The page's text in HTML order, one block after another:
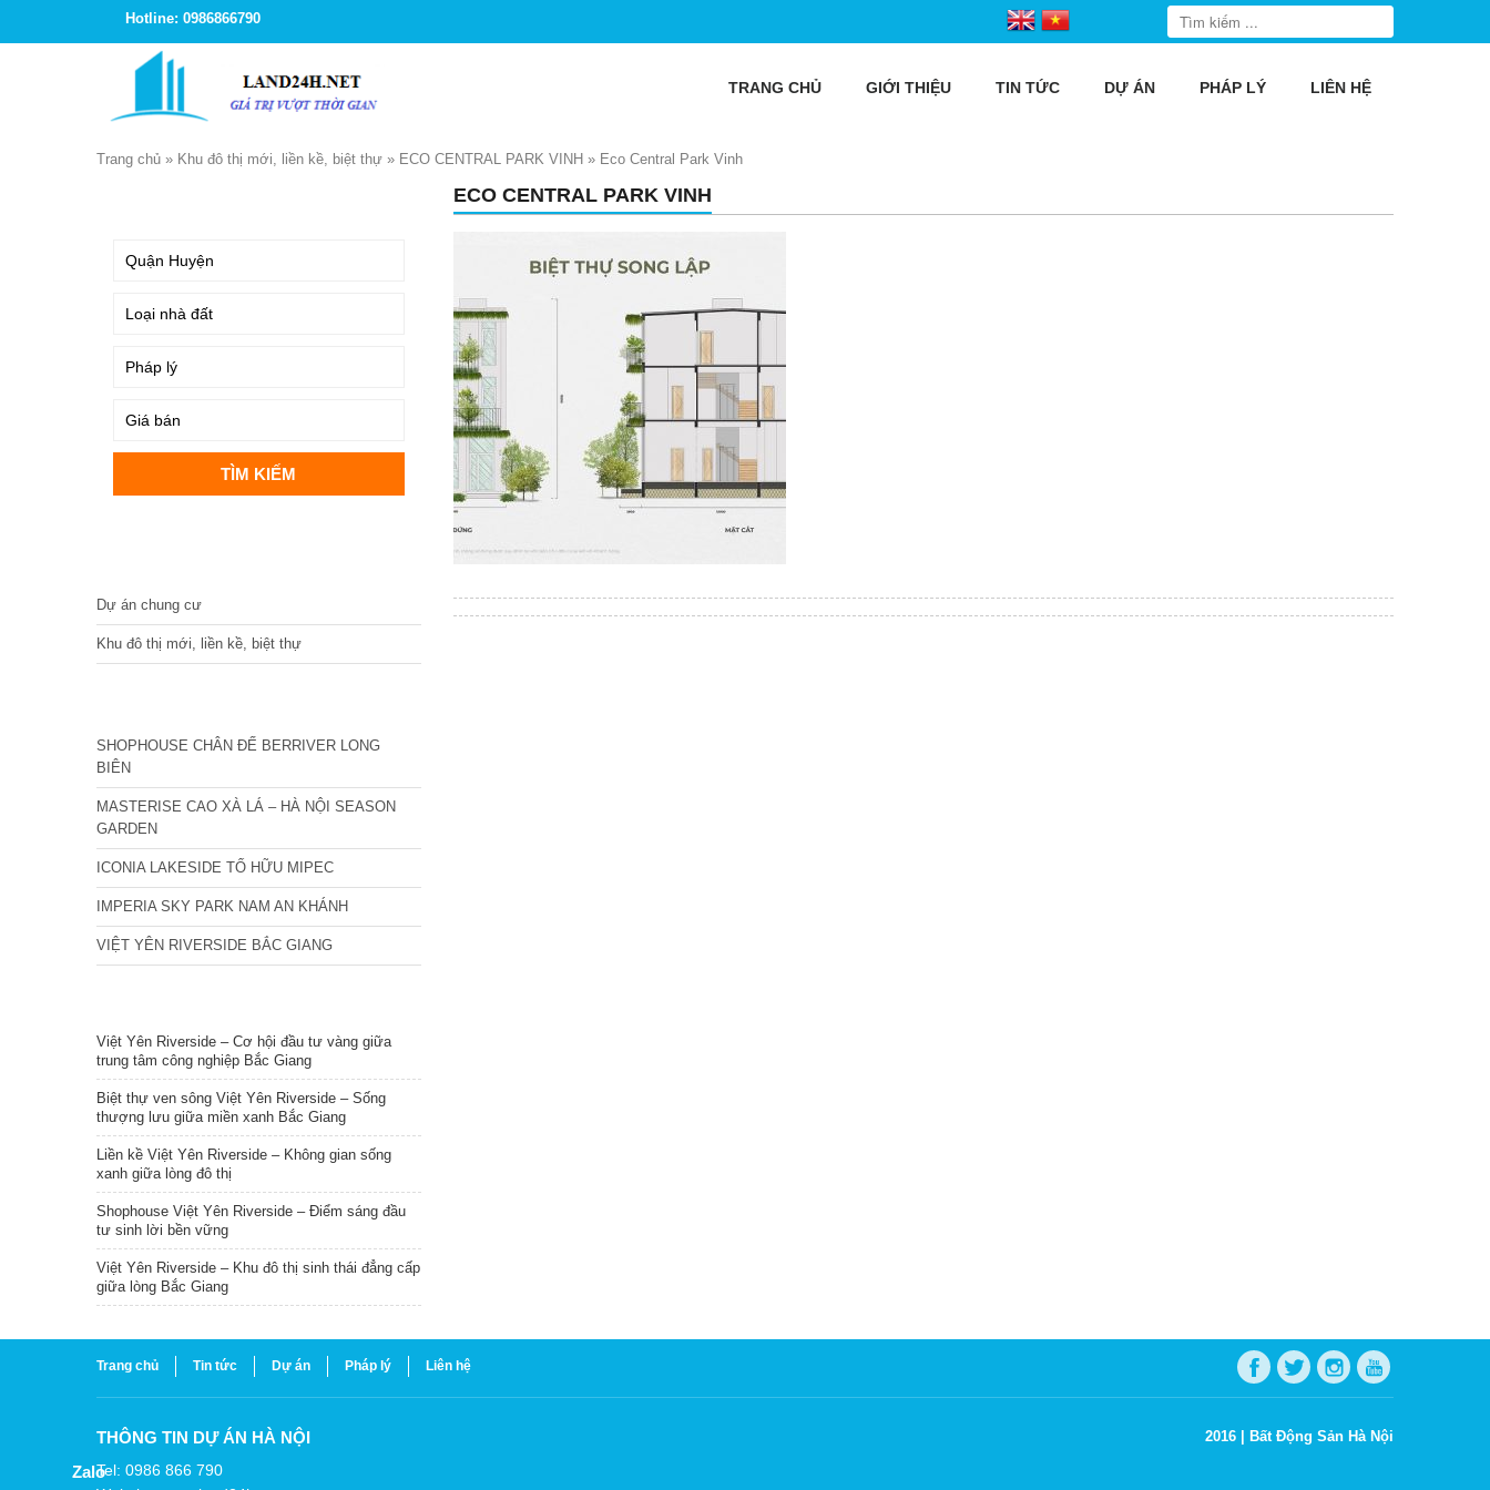
Hotline: 0986866790
TRANG CHỦ GIỚI THIỆU TIN TỨC DỰ ÁN PHÁP LÝ LIÊN HỆ
Trang chủ » Khu đô thị mới, liền kề, biệt thự » ECO CENTRAL PARK VINH » Eco Central Park Vinh
ECO CENTRAL PARK VINH
Dự án chung cư
Khu đô thị mới, liền kề, biệt thự
SHOPHOUSE CHÂN ĐẾ BERRIVER LONG
BIÊN
MASTERISE CAO XÀ LÁ – HÀ NỘI SEASON
GARDEN
ICONIA LAKESIDE TỐ HỮU MIPEC
IMPERIA SKY PARK NAM AN KHÁNH
VIỆT YÊN RIVERSIDE BẮC GIANG
Việt Yên Riverside – Cơ hội đầu tư vàng giữa
trung tâm công nghiệp Bắc Giang
Biệt thự ven sông Việt Yên Riverside – Sống
thượng lưu giữa miền xanh Bắc Giang
Liền kề Việt Yên Riverside – Không gian sống
xanh giữa lòng đô thị
Shophouse Việt Yên Riverside – Điểm sáng đầu
tư sinh lời bền vững
Việt Yên Riverside – Khu đô thị sinh thái đẳng cấp
giữa lòng Bắc Giang
Trang chủ Tin tức Dự án Pháp lý Liên hệ
THÔNG TIN DỰ ÁN HÀ NỘI
Tel: 0986 866 790
2016 | Bất Động Sản Hà Nội
Zalo